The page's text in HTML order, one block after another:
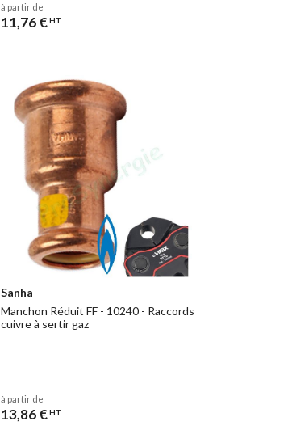
à partir de
11,76 €HT
Sanha
Manchon Réduit FF - 10240 - Raccords
cuivre à sertir gaz
à partir de
13,86 €HT